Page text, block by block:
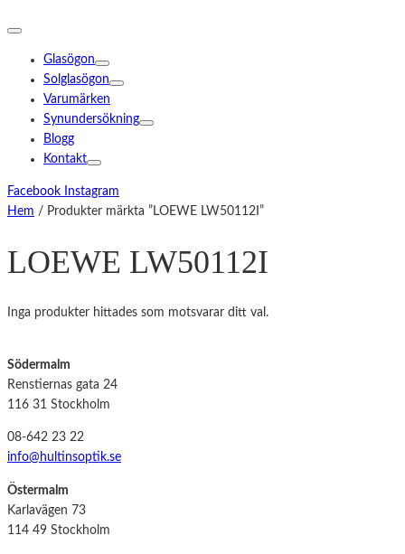
Glasögon
Solglasögon
Varumärken
Synundersökning
Blogg
Kontakt
Facebook
Instagram
Hem / Produkter märkta ”LOEWE LW50112I”
LOEWE LW50112I
Inga produkter hittades som motsvarar ditt val.
Södermalm
Renstiernas gata 24
116 31 Stockholm
08-642 23 22
info@hultinsoptik.se
Östermalm
Karlavägen 73
114 49 Stockholm